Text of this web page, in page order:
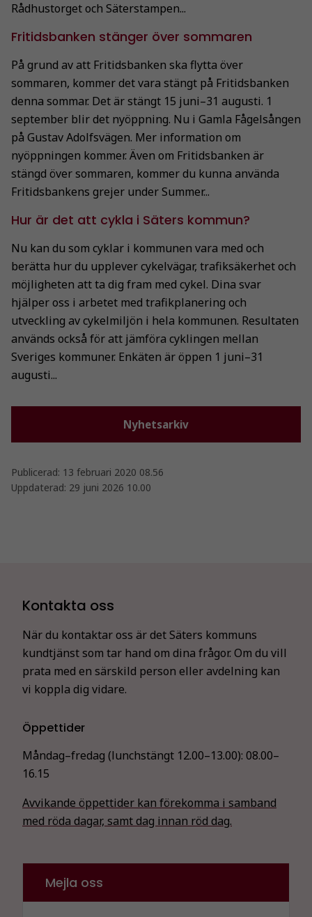
Rådhustorget och Säterstampen...
Fritidsbanken stänger över sommaren
På grund av att Fritidsbanken ska flytta över
sommaren, kommer det vara stängt på Fritidsbanken
denna sommar. Det är stängt 15 juni–31 augusti. 1
september blir det nyöppning. Nu i Gamla Fågelsången
på Gustav Adolfsvägen. Mer information om
nyöppningen kommer. Även om Fritidsbanken är
stängd över sommaren, kommer du kunna använda
Fritidsbankens grejer under Summer...
Hur är det att cykla i Säters kommun?
Nu kan du som cyklar i kommunen vara med och
berätta hur du upplever cykelvägar, trafiksäkerhet och
möjligheten att ta dig fram med cykel. Dina svar
hjälper oss i arbetet med trafikplanering och
utveckling av cykelmiljön i hela kommunen. Resultaten
används också för att jämföra cyklingen mellan
Sveriges kommuner. Enkäten är öppen 1 juni–31
augusti...
Nyhetsarkiv
Publicerad: 13 februari 2020 08.56
Uppdaterad: 29 juni 2026 10.00
Kontakta oss
När du kontaktar oss är det Säters kommuns
kundtjänst som tar hand om dina frågor. Om du vill
prata med en särskild person eller avdelning kan
vi koppla dig vidare.
Öppettider
Måndag–fredag (lunchstängt 12.00–13.00): 08.00–
16.15
Avvikande öppettider kan förekomma i samband
med röda dagar, samt dag innan röd dag.
Mejla oss
fungera.
funktionalitet
baserat på
hur
Upplevelse